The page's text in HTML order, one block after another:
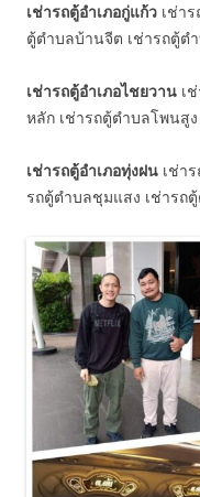
เช่ารถตู้อำเภอกู่แก้ว เช่า
ตู้ตำบลบ้านจีต เช่ารถตู้ต
เช่ารถตู้อำเภอไชยวาน เ
หลัก เช่ารถตู้ตำบลโพนสู
เช่ารถตู้อำเภอทุ่งฝน เช่า
รถตู้ตำบลชุมแสง เช่ารถ